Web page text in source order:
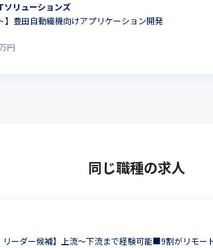
ソリューションズ
】豊田自動織機向けアプリケーション開発
万円
同じ職種の求人
リーダー候補】上流～下流まで経験可能■9割がリモ